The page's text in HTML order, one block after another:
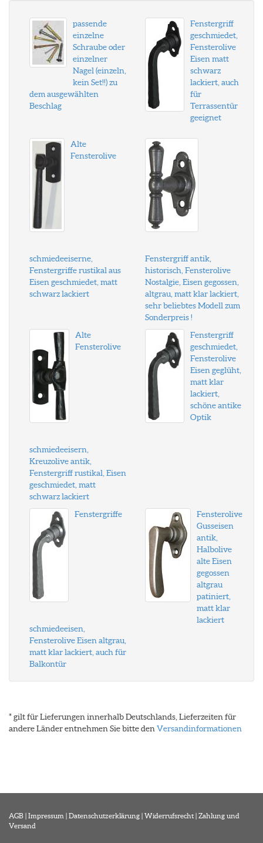
passende
einzelne
Schraube oder
einzelner
Nagel (einzeln,
kein Set!!) zu
dem ausgewählten
Beschlag
Fenstergriff
geschmiedet,
Fensterolive
Eisen matt
schwarz
lackiert, auch
für
Terrassentür
geeignet
Alte
Fensterolive
schmiedeeiserne,
Fenstergriffe rustikal aus
Eisen geschmiedet, matt
schwarz lackiert
Fenstergriff antik,
historisch, Fensterolive
Nostalgie, Eisen gegossen,
altgrau, matt klar lackiert,
sehr beliebtes Modell zum
Sonderpreis !
Alte
Fensterolive
schmiedeeisern,
Kreuzolive antik,
Fenstergriff rustikal, Eisen
geschmiedet, matt
schwarz lackiert
Fenstergriff
geschmiedet,
Fensterolive
Eisen geglüht,
matt klar
lackiert,
schöne antike
Optik
Fenstergriffe
schmiedeeisen,
Fensterolive Eisen altgrau,
matt klar lackiert, auch für
Balkontür
Fensterolive
Gusseisen
antik,
Halbolive
alte Eisen
gegossen
altgrau
patiniert,
matt klar
lackiert
* gilt für Lieferungen innerhalb Deutschlands, Lieferzeiten für
andere Länder entnehmen Sie bitte den Versandinformationen
AGB | Impressum | Datenschutzerklärung | Widerrufsrecht | Zahlung und
Versand